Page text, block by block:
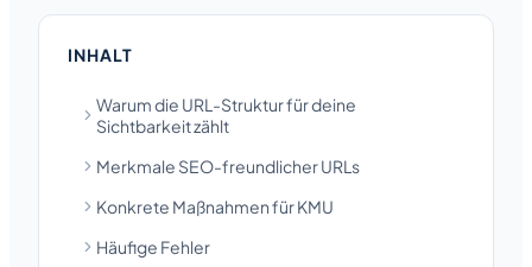
INHALT
Warum die URL-Struktur für deine
Sichtbarkeit zählt
Merkmale SEO-freundlicher URLs
Konkrete Maßnahmen für KMU
Häufige Fehler